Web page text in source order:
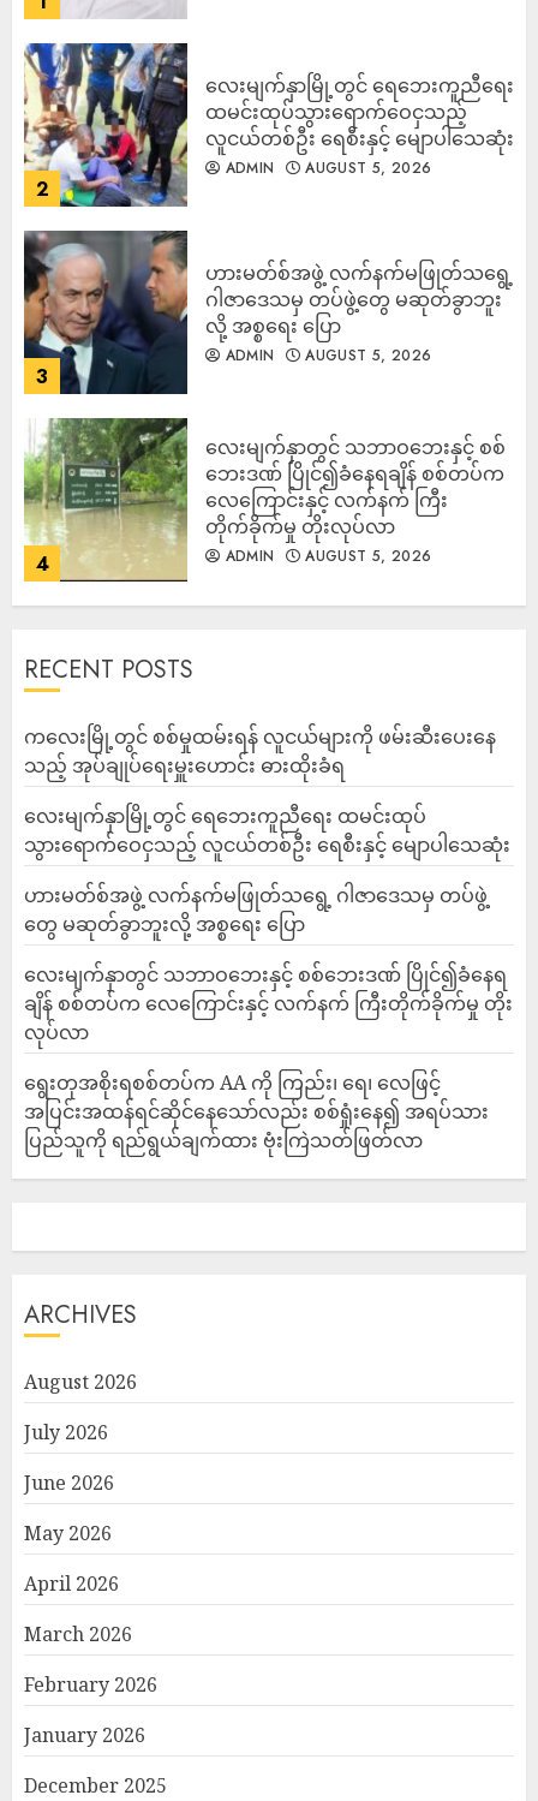
2
လေးမျက်နှာမြို့တွင် ရေဘေးကူညီရေး
ထမင်းထုပ်သွားရောက်ဝေငှသည့်
လူငယ်တစ်ဦး ရေစီးနှင့် မျောပါသေဆုံး
ADMIN AUGUST 5, 2026
3
ဟားမတ်စ်အဖွဲ့ လက်နက်မဖြုတ်သရွေ့
ဂါဇာဒေသမှ တပ်ဖွဲ့တွေ မဆုတ်ခွာဘူး
လို့ အစ္စရေး ပြော
ADMIN AUGUST 5, 2026
4
‎လေးမျက်နှာတွင် သဘာဝဘေးနှင့် စစ်
ဘေးဒဏ် ပြိုင်၍ခံနေရချိန် စစ်တပ်က
လေကြောင်းနှင့် လက်နက် ကြီး
တိုက်ခိုက်မှု တိုးလုပ်လာ
ADMIN AUGUST 5, 2026
RECENT POSTS
ကလေးမြို့တွင် စစ်မှုထမ်းရန် လူငယ်များကို ဖမ်းဆီးပေးနေ
သည့် အုပ်ချုပ်ရေးမှူးဟောင်း ဓားထိုးခံရ
လေးမျက်နှာမြို့တွင် ရေဘေးကူညီရေး ထမင်းထုပ်
သွားရောက်ဝေငှသည့် လူငယ်တစ်ဦး ရေစီးနှင့် မျောပါသေဆုံး
ဟားမတ်စ်အဖွဲ့ လက်နက်မဖြုတ်သရွေ့ ဂါဇာဒေသမှ တပ်ဖွဲ့
တွေ မဆုတ်ခွာဘူးလို့ အစ္စရေး ပြော
‎လေးမျက်နှာတွင် သဘာဝဘေးနှင့် စစ်ဘေးဒဏ် ပြိုင်၍ခံနေရ
ချိန် စစ်တပ်က လေကြောင်းနှင့် လက်နက် ကြီးတိုက်ခိုက်မှု တိုး
လုပ်လာ
ရွေးတုအစိုးရစစ်တပ်က AA ကို ကြည်း၊ ရေ၊ လေဖြင့်
အပြင်းအထန်ရင်ဆိုင်နေသော်လည်း စစ်ရှုံးနေ၍ အရပ်သား
ပြည်သူကို ရည်ရွယ်ချက်ထား ဗုံးကြဲသတ်ဖြတ်လာ
ARCHIVES
August 2026
July 2026
June 2026
May 2026
April 2026
March 2026
February 2026
January 2026
December 2025